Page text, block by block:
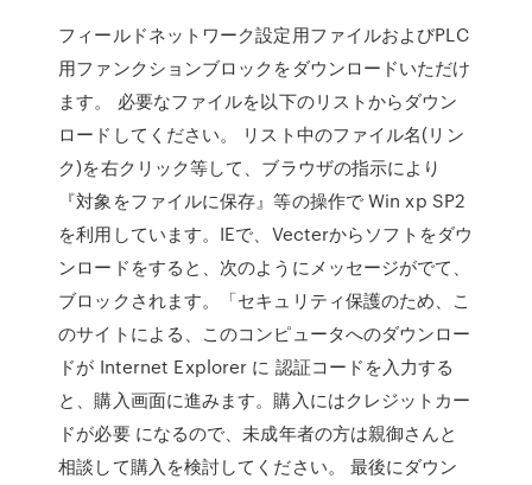
フィールドネットワーク設定用ファイルおよびPLC
用ファンクションブロックをダウンロードいただけ
ます。 必要なファイルを以下のリストからダウン
ロードしてください。 リスト中のファイル名(リン
ク)を右クリック等して、ブラウザの指示により
『対象をファイルに保存』等の操作で Win xp SP2
を利用しています。IEで、Vecterからソフトをダウ
ンロードをすると、次のようにメッセージがでて、
ブロックされます。「セキュリティ保護のため、こ
のサイトによる、このコンピュータへのダウンロー
ドが Internet Explorer に 認証コードを入力する
と、購入画面に進みます。購入にはクレジットカー
ドが必要 になるので、未成年者の方は親御さんと
相談して購入を検討してください。 最後にダウン